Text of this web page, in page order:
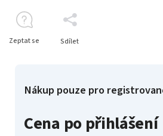
Cena po přihlášení
Nákup pouze pro
Zeptat se Sdílet